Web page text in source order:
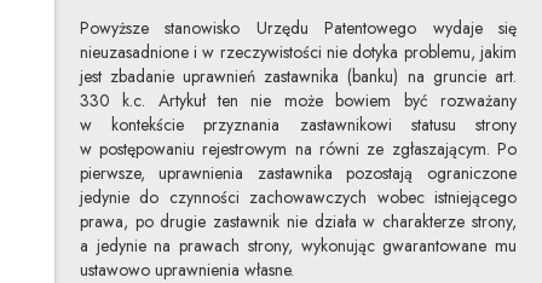
Powyższe stanowisko Urzędu Patentowego wydaje się
nieuzasadnione i w rzeczywistości nie dotyka problemu, jakim
jest zbadanie uprawnień zastawnika (banku) na gruncie art.
330 k.c. Artykuł ten nie może bowiem być rozważany
w kontekście przyznania zastawnikowi statusu strony
w postępowaniu rejestrowym na równi ze zgłaszającym. Po
pierwsze, uprawnienia zastawnika pozostają ograniczone
jedynie do czynności zachowawczych wobec istniejącego
prawa, po drugie zastawnik nie działa w charakterze strony,
a jedynie na prawach strony, wykonując gwarantowane mu
ustawowo uprawnienia własne.